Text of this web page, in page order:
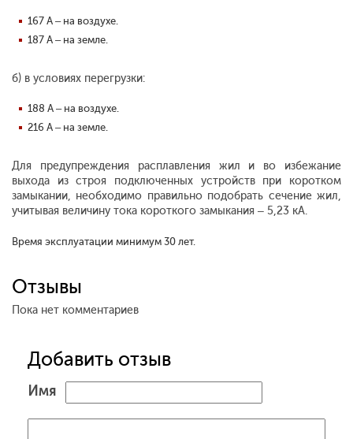
167 А – на воздухе.
187 А – на земле.
б) в условиях перегрузки:
188 А – на воздухе.
216 А – на земле.
Для предупреждения расплавления жил и во избежание
выхода из строя подключенных устройств при коротком
замыкании, необходимо правильно подобрать сечение жил,
учитывая величину тока короткого замыкания – 5,23 кА.
Время эксплуатации минимум 30 лет.
Отзывы
Пока нет комментариев
Добавить отзыв
Имя